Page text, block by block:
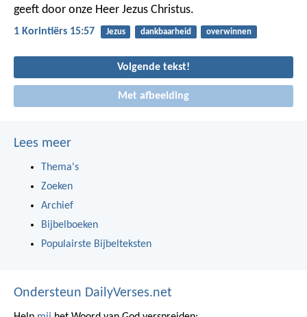
geeft door onze Heer Jezus Christus.
1 Korintiërs 15:57 Jezus dankbaarheid overwinnen
Volgende tekst!
Met afbeelding
Lees meer
Thema's
Zoeken
Archief
Bijbelboeken
Populairste Bijbelteksten
Ondersteun DailyVerses.net